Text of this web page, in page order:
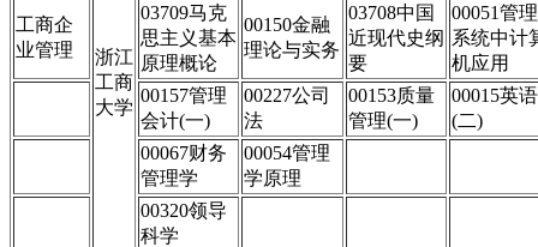
浙江
工商
大学
工商企
业管理
03709马克
思主义基本
原理概论
00150金融
理论与实务
03708中国
近现代史纲
要
00051管理
系统中计
机应用
00157管理
会计(一)
00227公司
法
00153质量
管理(一)
00015英语
(二)
00067财务
管理学
00054管理
学原理
00320领导
科学